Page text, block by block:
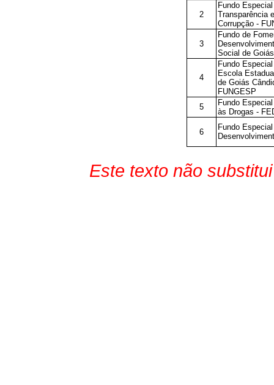
2
Fundo
Transparência
Corrupção -
3
Fundo de
Social de
4
Fundo
Escola
de Goiás
FUNGESP
5
Fundo
às Drogas -
6
Fundo
Este texto não